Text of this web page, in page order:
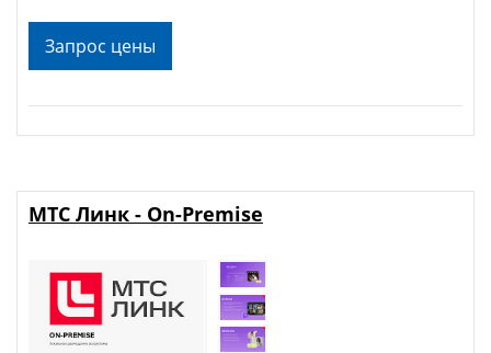
Запрос цены
МТС Линк - On-Premise